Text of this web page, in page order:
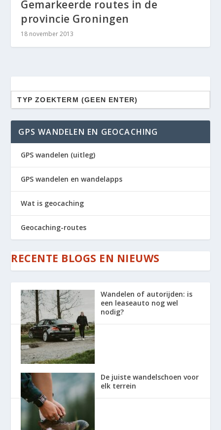
Gemarkeerde routes in de
provincie Groningen
18 november 2013
Zoek
naar:
GPS WANDELEN EN GEOCACHING
GPS wandelen (uitleg)
GPS wandelen en wandelapps
Wat is geocaching
Geocaching-routes
RECENTE BLOGS EN NIEUWS
Wandelen of autorijden: is
een leaseauto nog wel
nodig?
De juiste wandelschoen voor
elk terrein